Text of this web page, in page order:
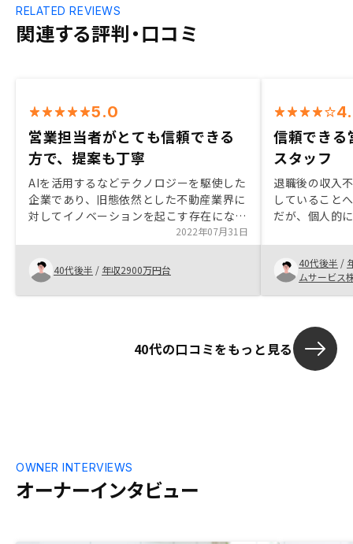
関連する評判・口コミ
RELATED REVIEWS
5.0
営業担当者がとても信頼できる
方で、提案も丁寧
AIを活用するなどテクノロジーを駆使した
企業であり、旧態依然とした不動産業界に
対してイノベーションを起こす存在になる
と思った。紹介いただく物件も魅力的なも
のが多い。不動産会社は基本怪しい会社、
怪しい営業が多い中、営業担当者がとても
信頼できる。
2022年07月31日
40代後半 / 年収2900万円台
信頼できる
スタッフ
退職後の収入
していること
だが、個人的
自分の生活の
おり、中長期
業担当の方も
回答をしてく
懐の深さも安
は物件のハザ
保険申し込み
40代後半 /
ムサービス
40代の口コミをもっと見る
オーナーインタビュー
OWNER INTERVIEWS